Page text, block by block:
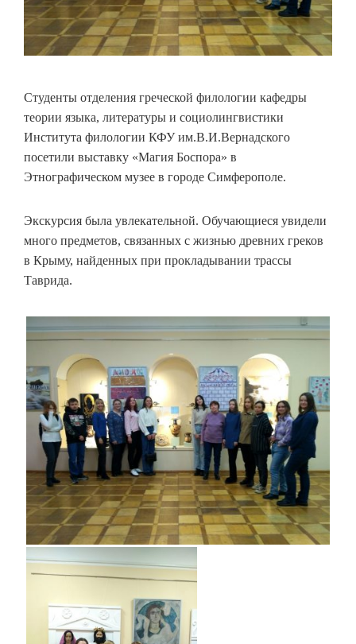
Студенты отделения греческой филологии кафедры
теории языка, литературы и социолингвистики
Института филологии КФУ им.В.И.Вернадского
посетили выставку «Магия Боспора» в
Этнографическом музее в городе Симферополе.
Экскурсия была увлекательной. Обучающиеся увидели
много предметов, связанных с жизнью древних греков
в Крыму, найденных при прокладывании трассы
Таврида.